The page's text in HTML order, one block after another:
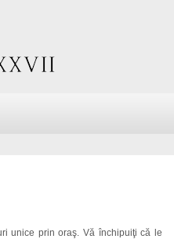
unice prin oraş. Vă închipuiţi că le